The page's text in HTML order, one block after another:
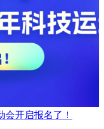
会开启报名了！